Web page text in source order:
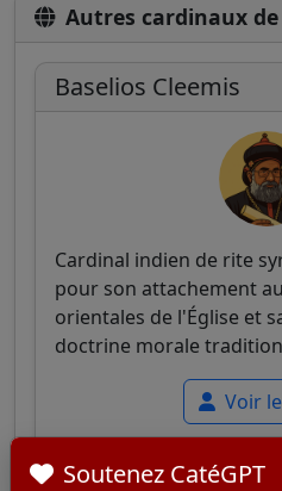
Autres cardinaux
Baselios Cleemis
Cardinal indien de rite
pour son attachement
orientales de l'Église et
doctrine morale
Voir
Soutenez CatéGPT